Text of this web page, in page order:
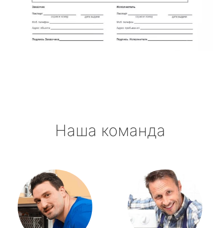
Назия
Никольский
Рябово
Свирьстрой
Сиверский
Наша команда